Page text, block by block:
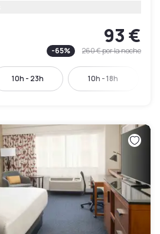
93 €
-65% 260 €por la noche
10h - 23h 10h - 18h